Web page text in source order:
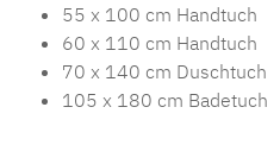
55 x 100 cm Handtuch
60 x 110 cm Handtuch
70 x 140 cm Duschtuch
105 x 180 cm Badetuch